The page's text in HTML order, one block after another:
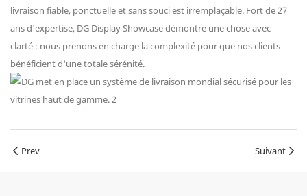
livraison fiable, ponctuelle et sans souci est irremplaçable. Fort de 27
ans d'expertise, DG Display Showcase démontre une chose avec
clarté : nous prenons en charge la complexité pour que nos clients
bénéficient d'une totale sérénité.
Prev Suivant